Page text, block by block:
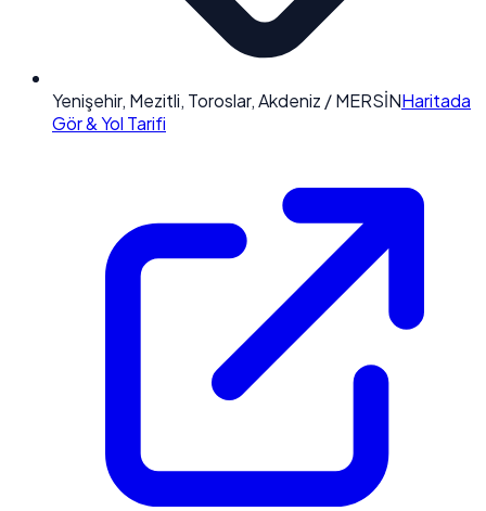
Yenişehir, Mezitli, Toroslar, Akdeniz / MERSİNHaritada
Gör & Yol Tarifi